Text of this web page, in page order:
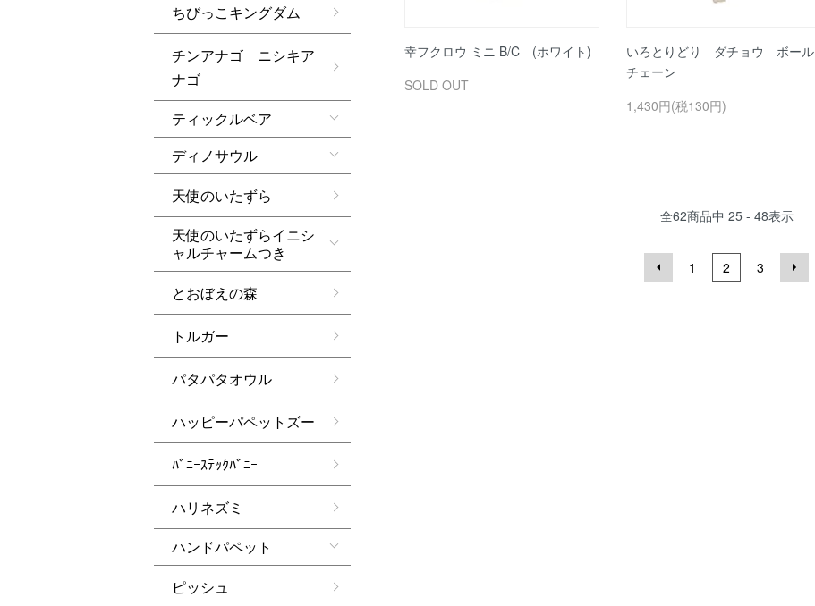
幸フクロウ ミニ B/C (ホワイト)
SOLD OUT
いろとりどり ダチョウ ボール
チェーン
1,430円(税130円)
全62商品中 25 - 48表示
1 2 3
ちびっこキングダム
チンアナゴ ニシキア
ナゴ
ティックルベア
ディノサウル
天使のいたずら
天使のいたずらイニシ
ャルチャームつき
とおぼえの森
トルガー
パタパタオウル
ハッピーパペットズー
ﾊﾞﾆｰｽﾃｯｸﾊﾞﾆｰ
ハリネズミ
ハンドパペット
ピッシュ